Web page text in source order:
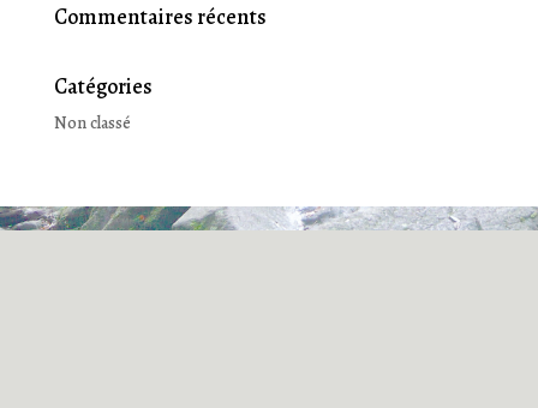
Commentaires récents
Catégories
Non classé